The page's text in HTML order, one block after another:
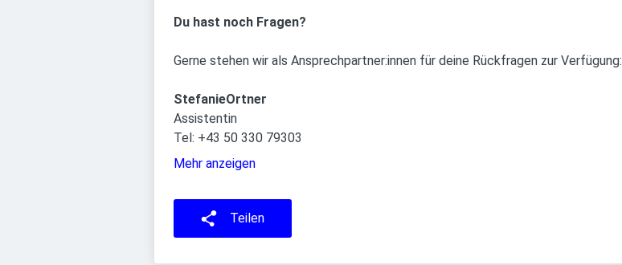
Du hast noch Fragen?
Gerne stehen wir als Ansprechpartner:innen für deine Rückfragen zur Verfügung:
StefanieOrtner
Assistentin
Tel: +43 50 330 79303
Mehr anzeigen
Teilen